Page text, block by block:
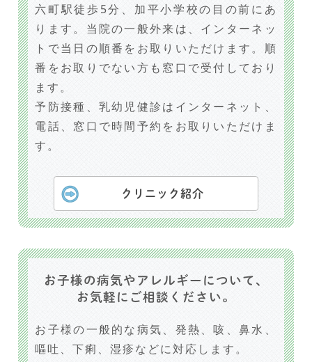
六町駅徒歩5分、加平小学校の目の前にあ
ります。当院の一般外来は、インターネッ
トで当日の順番をお取りいただけます。順
番をお取りでない方も窓口で受付しており
ます。
予防接種、乳幼児健診はインターネット、
電話、窓口で時間予約をお取りいただけま
す。
クリニック紹介
お子様の病気やアレルギーについて、
お気軽にご相談ください。
お子様の一般的な病気、発熱、咳、鼻水、
嘔吐、下痢、湿疹などに対応します。